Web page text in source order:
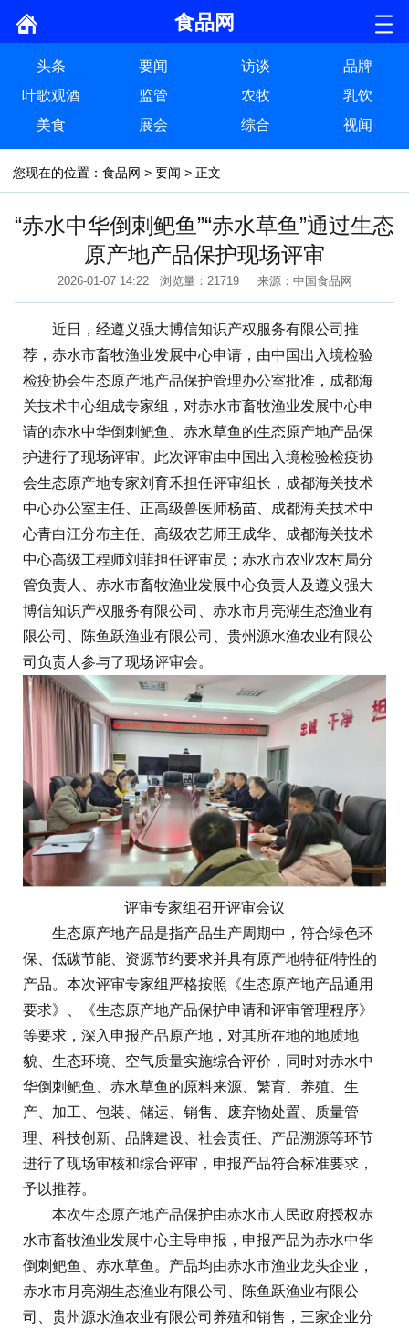
食品网
头条 要闻 访谈
品牌
叶歌观酒
监管 农牧
乳饮
美食
展会 综合 视闻
您现在的位置： 食品网 > 要闻 > 正文
“赤水中华倒刺鲃鱼”“赤水草鱼”通过生态
原产地产品保护现场评审
2026-01-07 14:22 浏览量：21719 来源：中国食品网
近日，经遵义强大博信知识产权服务有限公司推
荐，赤水市畜牧渔业发展中心申请，由中国出入境检验
检疫协会生态原产地产品保护管理办公室批准，成都海
关技术中心组成专家组，对赤水市畜牧渔业发展中心申
请的赤水中华倒刺鲃鱼、赤水草鱼的生态原产地产品保
护进行了现场评审。此次评审由中国出入境检验检疫协
会生态原产地专家刘育禾担任评审组长，成都海关技术
中心办公室主任、正高级兽医师杨苗、成都海关技术中
心青白江分布主任、高级农艺师王成华、成都海关技术
中心高级工程师刘菲担任评审员；赤水市农业农村局分
管负责人、赤水市畜牧渔业发展中心负责人及遵义强大
博信知识产权服务有限公司、赤水市月亮湖生态渔业有
限公司、陈鱼跃渔业有限公司、贵州源水渔农业有限公
司负责人参与了现场评审会。
评审专家组召开评审会议
生态原产地产品是指产品生产周期中，符合绿色环
保、低碳节能、资源节约要求并具有原产地特征/特性的
产品。本次评审专家组严格按照《生态原产地产品通用
要求》、《生态原产地产品保护申请和评审管理程序》
等要求，深入申报产品原产地，对其所在地的地质地
貌、生态环境、空气质量实施综合评价，同时对赤水中
华倒刺鲃鱼、赤水草鱼的原料来源、繁育、养殖、生
产、加工、包装、储运、销售、废弃物处置、质量管
理、科技创新、品牌建设、社会责任、产品溯源等环节
进行了现场审核和综合评审，申报产品符合标准要求，
予以推荐。
本次生态原产地产品保护由赤水市人民政府授权赤
水市畜牧渔业发展中心主导申报，申报产品为赤水中华
倒刺鲃鱼、赤水草鱼。产品均由赤水市渔业龙头企业，
赤水市月亮湖生态渔业有限公司、陈鱼跃渔业有限公
司、贵州源水渔农业有限公司养殖和销售，三家企业分